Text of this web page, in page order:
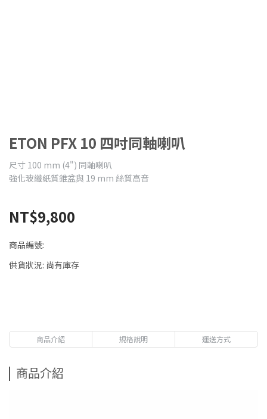
ETON PFX 10 四吋同軸喇叭
尺寸 100 mm (4") 同軸喇叭
強化玻纖紙質錐盆與 19 mm 絲質高音
NT$9,800
商品編號:
供貨狀況: 尚有庫存
商品介紹 規格說明 運送方式
商品介紹